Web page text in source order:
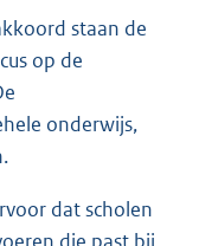
staan de
op de
onderwijs,
dat scholen